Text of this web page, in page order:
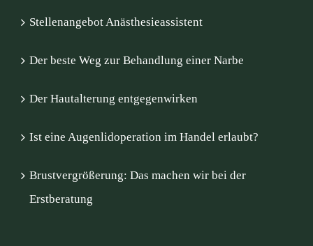
Stellenangebot Anästhesieassistent
Der beste Weg zur Behandlung einer Narbe
Der Hautalterung entgegenwirken
Ist eine Augenlidoperation im Handel erlaubt?
Brustvergrößerung: Das machen wir bei der
Erstberatung